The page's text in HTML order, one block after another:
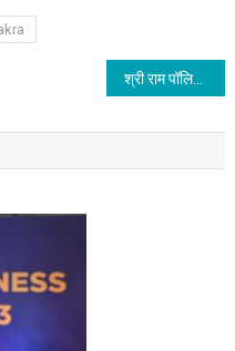
श्री राम पॉलिटेक्निक द्वारा आयोजित “इनोवेशन विथ इमर्जिंग टेक्नोलॉजी” विषय पर सात दिवसीय वेबिनार का हुआ समापन, विद्यार्थियों ने बहुत कुछ सीखा